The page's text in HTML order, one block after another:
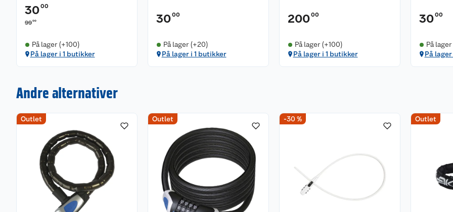
3000
9900
På lager (+100)
På lager i 1 butikker
3000
På lager (+20)
På lager i 1 butikker
20000
På lager (+100)
På lager i 1 butikker
3000
På lager
På
Andre alternativer
Outlet Outlet -30 % Outlet